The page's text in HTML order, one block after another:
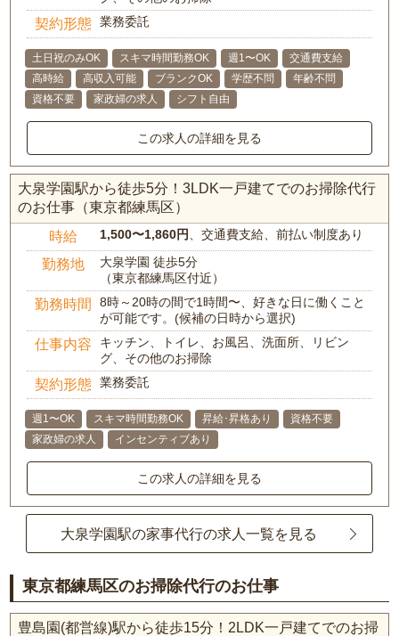
契約形態 業務委託
土日祝のみOK スキマ時間勤務OK 週1〜OK
交通費支給
高時給
高収入可能 ブランクOK 学歴不問
年齢不問
資格不要
家政婦の求人 シフト自由
この求人の詳細を見る
大泉学園駅から徒歩5分！3LDK一戸建てでのお掃除代行
のお仕事（東京都練馬区）
時給 1,500〜1,860円、交通費支給、前払い制度あり
勤務地
大泉学園 徒歩5分
（東京都練馬区付近）
勤務時間
8時～20時の間で1時間〜、好きな日に働くこと
が可能です。(候補の日時から選択)
仕事内容
キッチン、トイレ、お風呂、洗面所、リビン
グ、その他のお掃除
契約形態 業務委託
週1〜OK スキマ時間勤務OK 昇給･昇格あり
資格不要
家政婦の求人
インセンティブあり
この求人の詳細を見る
大泉学園駅の家事代行の求人一覧を見る
東京都練馬区のお掃除代行のお仕事
豊島園(都営線)駅から徒歩15分！2LDK一戸建てでのお掃